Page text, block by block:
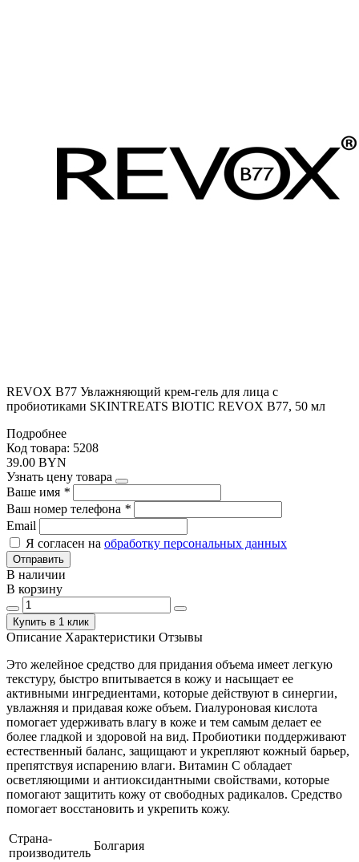
REVOX B77 Увлажняющий крем-гель для лица с
пробиотиками SKINTREATS BIOTIC REVOX B77, 50 мл
Подробнее
Код товара: 5208
39.00 BYN
Узнать цену товара
Ваше имя *
Ваш номер телефона *
Email
Я согласен на обработку персональных данных
Отправить
В наличии
В корзину
Купить в 1 клик
Описание Характеристики Отзывы
Это желейное средство для придания объема имеет легкую
текстуру, быстро впитывается в кожу и насыщает ее
активными ингредиентами, которые действуют в синергии,
увлажняя и придавая коже объем. Гиалуроновая кислота
помогает удерживать влагу в коже и тем самым делает ее
более гладкой и здоровой на вид. Пробиотики поддерживают
естественный баланс, защищают и укрепляют кожный барьер,
препятствуя испарению влаги. Витамин С обладает
осветляющими и антиоксидантными свойствами, которые
помогают защитить кожу от свободных радикалов. Средство
помогает восстановить и укрепить кожу.
Страна-
производитель
Болгария